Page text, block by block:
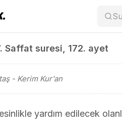
Saffat suresi 172. ayet
- Kerim Kur'an
yardım edilecek